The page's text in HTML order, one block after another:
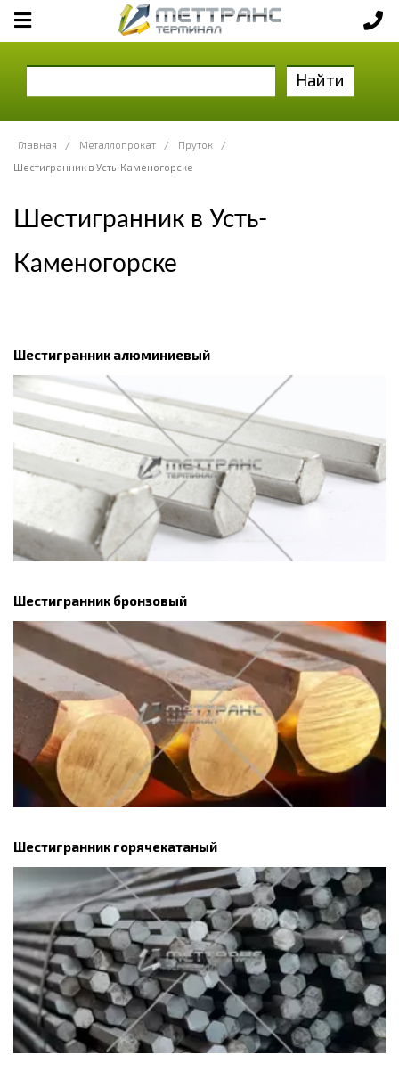
Найти
Главная / Металлопрокат / Пруток
/
Шестигранник в Усть-Каменогорске
Шестигранник в Усть-
Каменогорске
Шестигранник алюминиевый
Шестигранник бронзовый
Шестигранник горячекатаный